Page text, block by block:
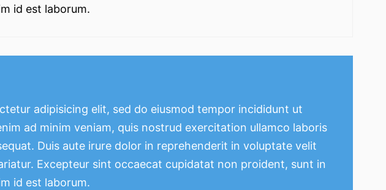
id est laborum.
adipisicing elit, sed do eiusmod tempor incididunt ut
ad minim veniam, quis nostrud exercitation ullamco laboris
Duis aute irure dolor in reprehenderit in voluptate velit
Excepteur sint occaecat cupidatat non proident, sunt in
id est laborum.